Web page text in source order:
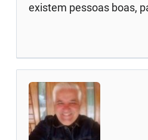
existem pessoas boas,